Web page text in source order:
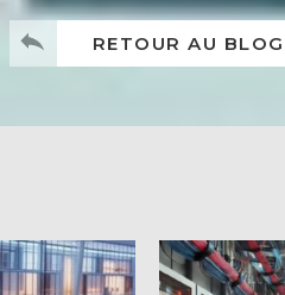
RETOUR AU BLOG